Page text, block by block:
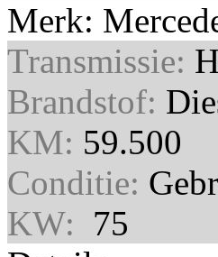
Merk:
Transmissie:
Brandstof:
KM: 59.500
Conditie:
KW: 75